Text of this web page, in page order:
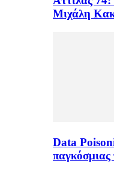
Μιχάλη
Data